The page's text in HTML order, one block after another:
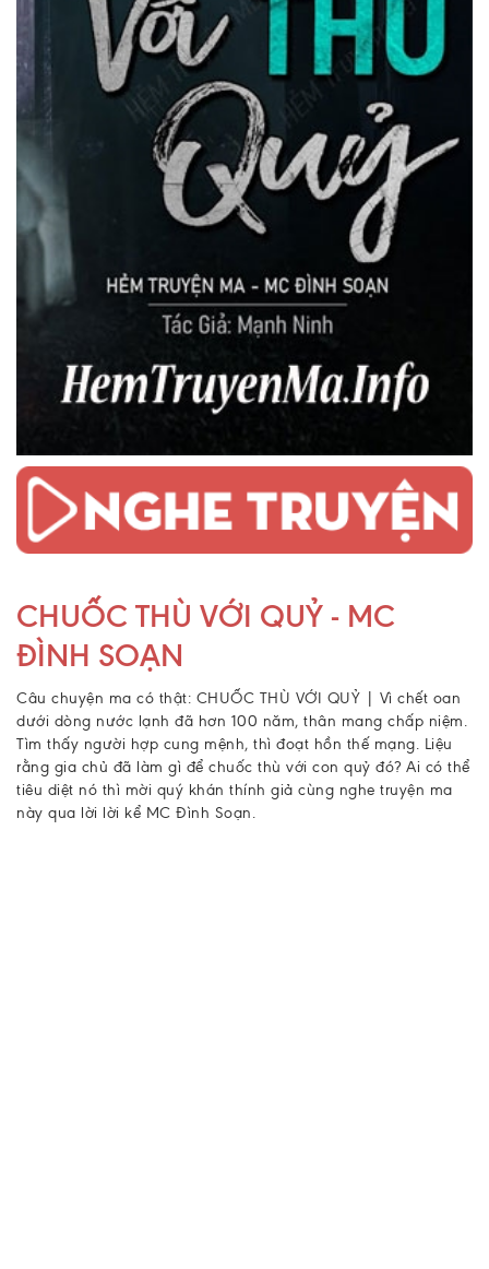
CHUỐC THÙ VỚI QUỶ - MC
ĐÌNH SOẠN
Câu chuyện ma có thật: CHUỐC THÙ VỚI QUỶ | Vì chết oan
dưới dòng nước lạnh đã hơn 100 năm, thân mang chấp niệm.
Tìm thấy người hợp cung mệnh, thì đoạt hồn thế mạng. Liệu
rằng gia chủ đã làm gì để chuốc thù với con quỷ đó? Ai có thể
tiêu diệt nó thì mời quý khán thính giả cùng nghe truyện ma
này qua lời lời kể MC Đình Soạn.